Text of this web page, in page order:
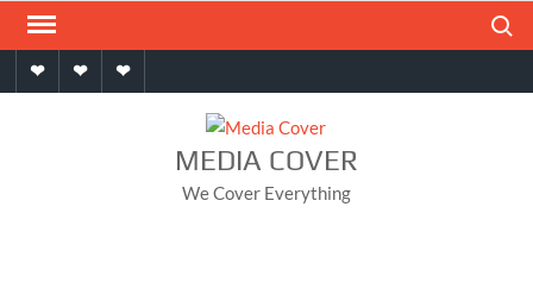
Skip
contentHomeAboutContact
MEDIA COVER
We Cover Everything